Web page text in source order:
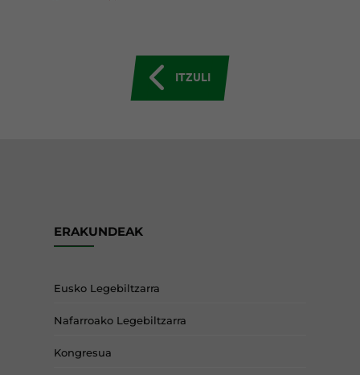
ITZULI
ERAKUNDEAK
Eusko Legebiltzarra
Nafarroako Legebiltzarra
Kongresua